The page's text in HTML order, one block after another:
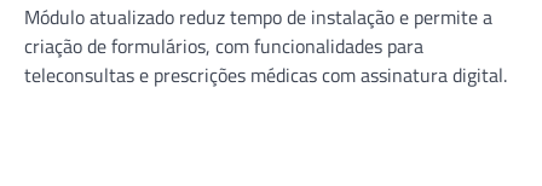
Módulo atualizado reduz tempo de instalação e permite a
criação de formulários, com funcionalidades para
teleconsultas e prescrições médicas com assinatura digital.